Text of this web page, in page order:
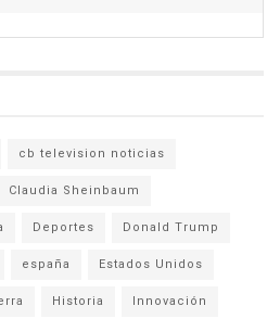
cb television noticias
Claudia Sheinbaum
Deportes Donald Trump
españa Estados Unidos
Historia Innovación